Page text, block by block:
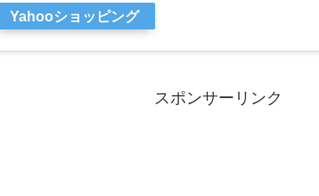
Yahooショッピング
スポンサーリンク